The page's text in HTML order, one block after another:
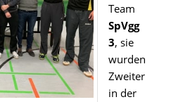
Team
SpVgg
3, sie
wurden
Zweiter
in der